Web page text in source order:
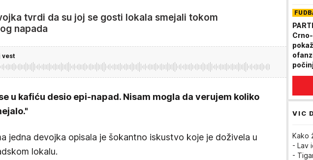
tvrdi da su joj se gosti lokala smejali tokom
napada
vest
u kafiću desio epi-napad. Nisam mogla da verujem koliko
jedna devojka opisala je šokantno iskustvo koje je doživela u
lokalu.
VIC
Kako
- Lav
-